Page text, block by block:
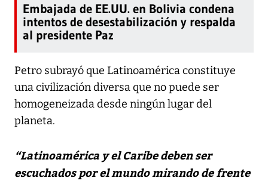
Embajada de EE.UU. en Bolivia condena
intentos de desestabilización y respalda
al presidente Paz
Petro subrayó que Latinoamérica constituye
una civilización diversa que no puede ser
homogeneizada desde ningún lugar del
planeta.
“Latinoamérica y el Caribe deben ser
escuchados por el mundo mirando de frente